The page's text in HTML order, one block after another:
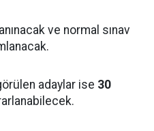
ve normal sınav
adaylar ise 30